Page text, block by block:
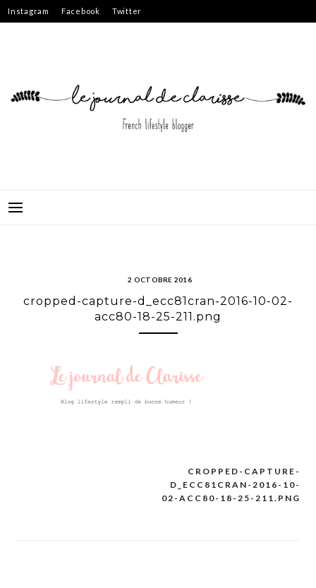
Skip
to
Instagram Facebook Twitter
2 OCTOBRE 2016
cropped-capture-d_ecc81cran-2016-10-02-
acc80-18-25-211.png
CROPPED-CAPTURE-
D_ECC81CRAN-2016-10-
02-ACC80-18-25-211.PNG